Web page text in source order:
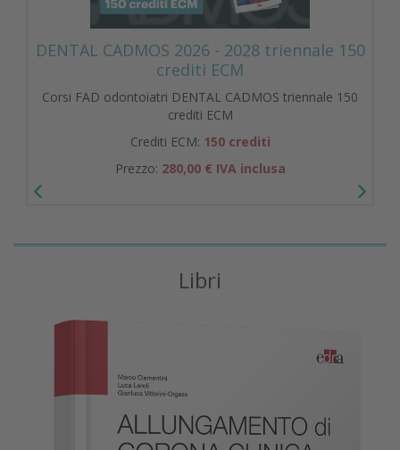
DENTAL CADMOS 2026 - 2028 triennale 150
crediti ECM
Corsi FAD odontoiatri DENTAL CADMOS triennale 150
crediti ECM
Crediti ECM: 150 crediti
Prezzo: 280,00 € IVA inclusa
Libri